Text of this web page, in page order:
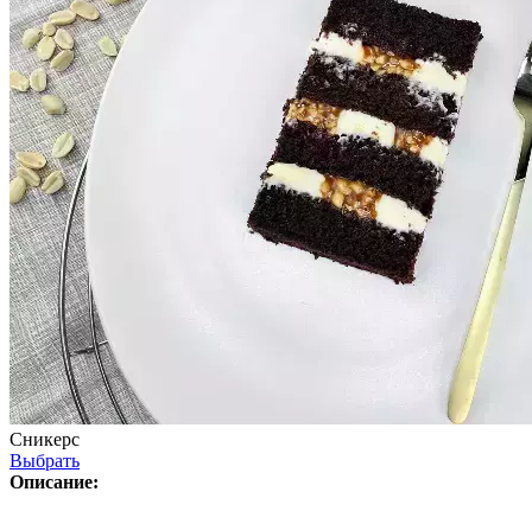
Сникерс
Выбрать
Описание: